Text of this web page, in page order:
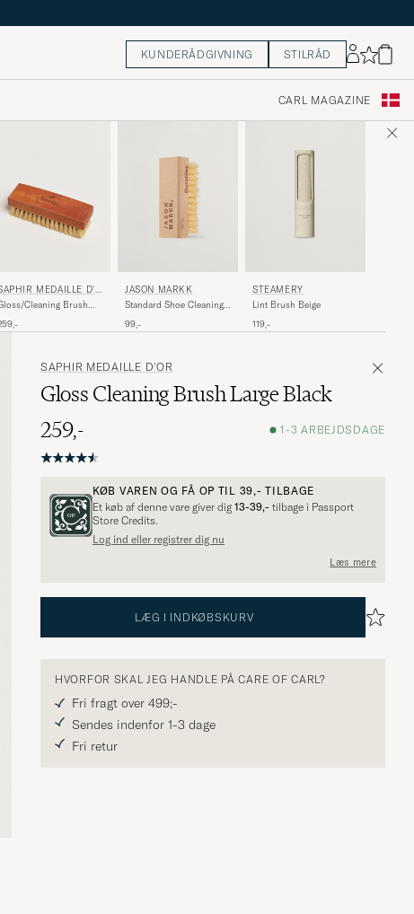
KUNDERÅDGIVNING STILRÅD
CARL MAGAZINE
MEDAILLE D'O
Cleaning Brush
JASON MARKK
Standard Shoe Cleaning
99,-
STEAMERY
Lint Brush Beige
119,-
Flere alternativer?
UDFORSK LIGNENDE PRODUKTER
SAPHIR MEDAILLE D'OR
Gloss Cleaning Brush Large Black
259,-
1-3 ARBEJDSDAGE
KØB VAREN OG FÅ OP TIL 39,- TILBAGE
Et køb af denne vare giver dig 13-39,- tilbage i Passport
Store Credits.
Log ind eller registrer dig nu
Læs mere
LÆG I INDKØBSKURV
HVORFOR SKAL JEG HANDLE PÅ CARE OF CARL?
Fri fragt over 499;-
Sendes indenfor 1-3 dage
Fri retur